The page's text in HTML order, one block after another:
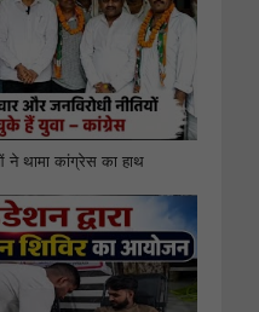
ने थामा कांग्रेस का हाथ